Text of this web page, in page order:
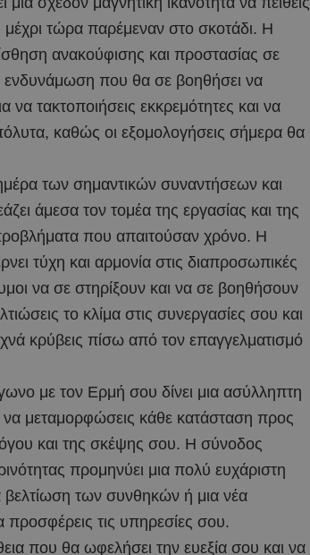
τώρα παρέμεναν στο σκοτάδι. Η
ανακούφισης και προστασίας σε
ενδυνάμωση που θα σε βοηθήσει να
τακτοποιήσεις εκκρεμότητες και να
καθώς οι εξομολογήσεις σήμερα θα
των σημαντικών συναντήσεων και
άμεσα τον τομέα της εργασίας και της
που απαιτούσαν χρόνο. Η
τύχη και αρμονία στις διαπροσωπικές
να σε στηρίξουν και να σε βοηθήσουν
το κλίμα στις συνεργασίες σου και
κρύβεις πίσω από τον επαγγελματισμό
με τον Ερμή σου δίνει μια ασύλληπτη
μεταμορφώσεις κάθε κατάσταση προς
και της σκέψης σου. Η σύνοδος
προμηνύει μια πολύ ευχάριστη
βελτίωση των συνθηκών ή μια νέα
προσφέρεις τις υπηρεσίες σου.
που θα ωφελήσει την ευεξία σου και να